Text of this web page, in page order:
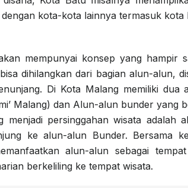
kota-kota lainnya termasuk kota
mempunyai konsep yang hampir
dihilangkan dari bagian alun-alun,
Di Kota Malang memiliki dua
Malang) dan Alun-alun bunder yang
menjadi persinggahan wisata adalah
ke alun-alun Bunder. Bersama
alun-alun sebagai
berkeliling ke tempat wisata.